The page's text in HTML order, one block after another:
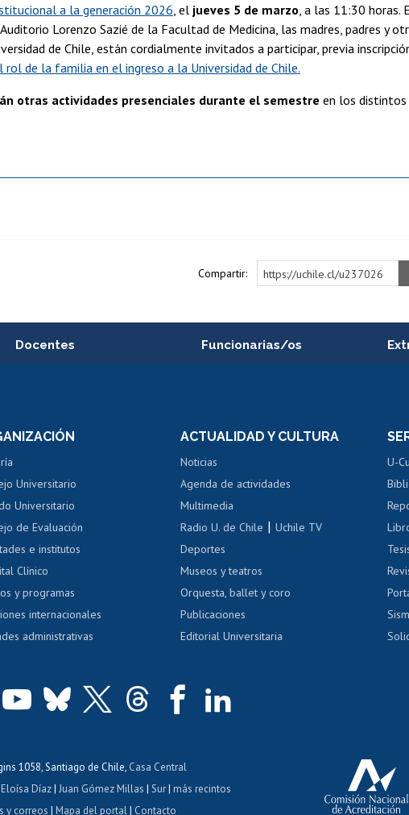
a la generación 2026 , el jueves 5 de marzo , a las 11:30
Lorenzo Sazié de la Facultad de Medicina, las madres, padres y
de Chile, están cordialmente invitados a participar, previa
rol de la familia en el ingreso a la Universidad de Chile.
otras actividades presenciales durante el semestre en los distintos
Compartir: https://uchile.cl/u237026
Docentes
Perfeccionamiento
Evaluación docente
Calificación académica
Postulación al AUCAI
Funcionarias/os
Portal de movilidad interna
Certificado de renta
Certificado de renta
Gestión de correo uchile
Acoso laboral, sexual y violencia
Universitario
Universitario
de Evaluación
e institutos
Clínico
y programas
internacionales
administrativas
ACTUALIDAD Y CULTURA
Noticias
Agenda de actividades
Multimedia
Radio U. de Chile |Uchile TV
Deportes
Museos y teatros
Orquesta, ballet y coro
Publicaciones
Editorial Universitaria
U-
1058, Santiago de Chile, Casa Central
Díaz| Juan Gómez Millas | Sur| más recintos
y correos |Mapa del portal| Contacto